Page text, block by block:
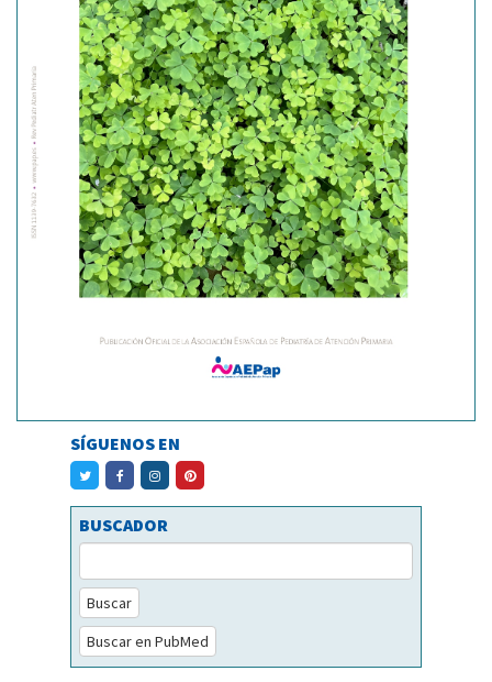
SÍGUENOS EN
BUSCADOR
Buscar
Buscar en PubMed